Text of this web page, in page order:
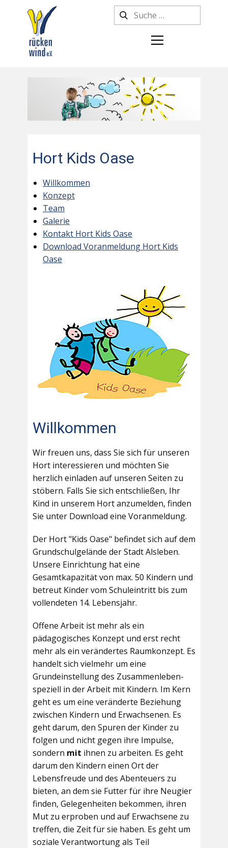
Hort Kids Oase
Willkommen
Konzept
Team
Galerie
Kontakt Hort Kids Oase
Download Voranmeldung Hort Kids
Oase
Willkommen
Wir freuen uns, dass Sie sich für unseren
Hort interessieren und möchten Sie
herzlich einladen auf unseren Seiten zu
stöbern. Falls Sie sich entschließen, Ihr
Kind in unserem Hort anzumelden, finden
Sie unter Download eine Voranmeldung.
Der Hort "Kids Oase" befindet sich auf dem
Grundschulgelände der Stadt Alsleben.
Unsere Einrichtung hat eine
Gesamtkapazität von max. 50 Kindern und
betreut Kinder vom Schuleintritt bis zum
vollendeten 14. Lebensjahr.
Offene Arbeit ist mehr als ein
pädagogisches Konzept und erst recht
mehr als ein verändertes Raumkonzept. Es
handelt sich vielmehr um eine
Grundeinstellung des Zusammenleben-
speziell in der Arbeit mit Kindern. Im Kern
geht es um eine veränderte Beziehung
zwischen Kindern und Erwachsenen. Es
geht darum, den Spuren der Kinder zu
folgen und nicht gegen ihre Impulse,
sondern mit ihnen zu arbeiten. Es geht
darum den Kindern einen Ort der
Lebensfreude und des Abenteuers zu
bieten, an dem sie Futter für ihre Neugier
finden, Gelegenheiten bekommen, ihren
Mut zu erproben und auf Erwachsene zu
treffen, die Zeit für sie haben. Es geht um
soziale Verantwortung als Teil